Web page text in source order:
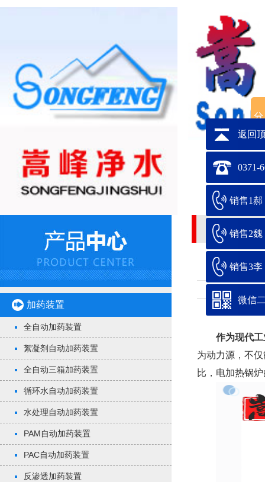
返回
0371-
销售1郝
销售2魏
销售3李
微信
加药装置
全自动加药装置
絮凝剂自动加药装置
全自动三箱加药装置
循环水自动加药装置
水处理自动加药装置
PAM自动加药装置
PAC自动加药装置
反渗透加药装置
电加热锅炉
作为现代
为动力源，不
比，电加热锅